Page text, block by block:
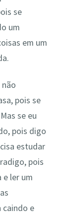
se
um
em um
pois se
se eu
pois digo
estudar
pois
e ler um
caindo e